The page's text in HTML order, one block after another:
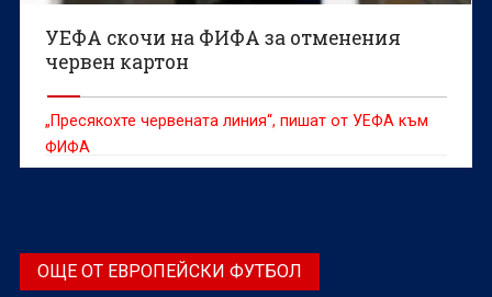
УЕФА скочи на ФИФА за отменения
червен картон
„Пресякохте червената линия“, пишат от УЕФА към
ФИФА
ОЩЕ ОТ ЕВРОПЕЙСКИ ФУТБОЛ